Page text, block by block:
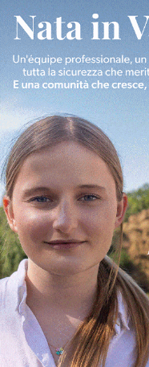
In vetrina 3 Agosto 2026
Estra Notizie
studenti coinvolti,
debutta il podcast
Più lette
Figline Incisa Valdarno
Piscina di Figline
Pnrr, il gruppo di
ringraziamento al